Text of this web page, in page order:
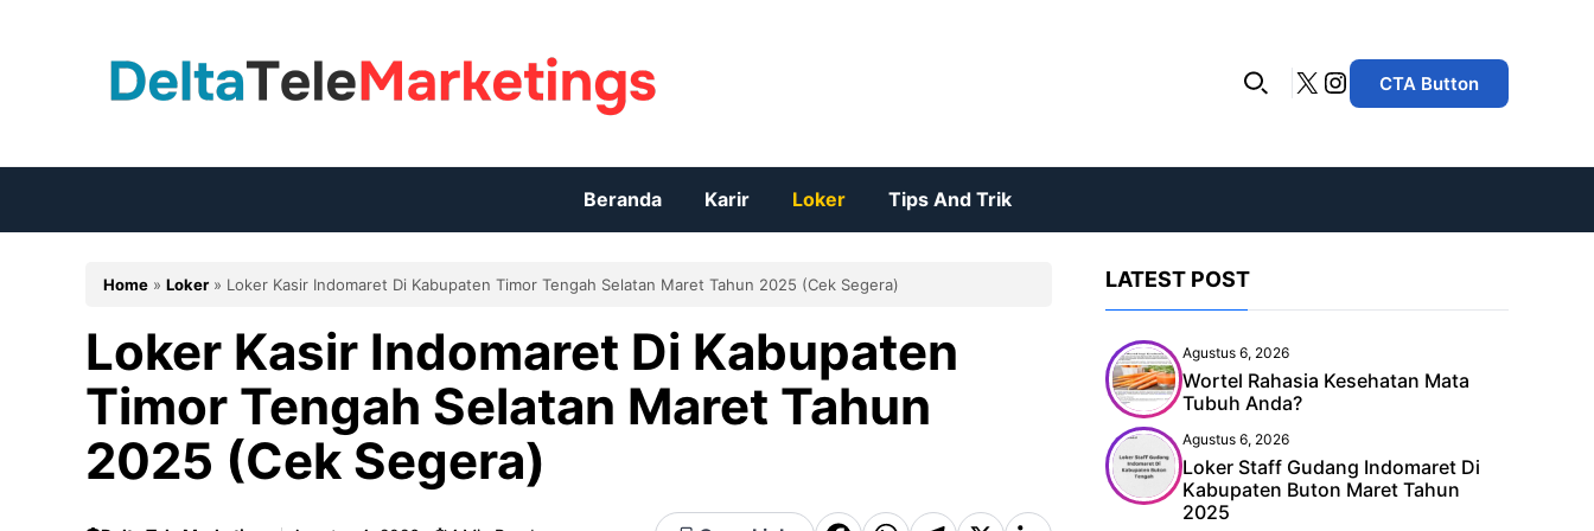
X Instagram
CTA Button
Beranda Karir Loker Tips And Trik
Home » Loker » Loker Kasir Indomaret Di Kabupaten Timor Tengah Selatan Maret Tahun 2025 (Cek Segera)
Loker Kasir Indomaret Di Kabupaten
Timor Tengah Selatan Maret Tahun
2025 (Cek Segera)
LATEST POST
Agustus 6, 2026
Wortel Rahasia Kesehatan Mata
Tubuh Anda?
Agustus 6, 2026
Loker Staff Gudang Indomaret Di
Kabupaten Buton Maret Tahun
2025